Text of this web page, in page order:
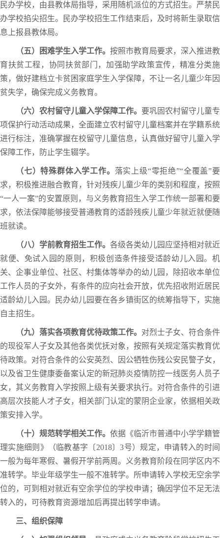
民办学校，由县教体局指导，采用随机派位的方式招生。严禁民
办学校掐尖招生。民办学校招生工作结束后，及时将新生录取信
息上报县教体局。
（五）困难学生入学工作。 按照市教育局要求，深入推进教
育扶贫工程，协同扶贫部门，加强助学政策宣传，精准分类施
策，做好建档立卡贫困家庭学生入学保障，不让一名儿童少年因
贫失学，确保完成义务教育。
（六）农村留守儿童入学保障工作。 要巩固农村留守儿童专
项保护行动活动成果，全面建立农村留守儿童档案并在学籍系统
进行标注，准确掌握在校留守儿童信息，认真做好留守儿童入学
保障工作，防止学生辍学。
（七）特殊群体入学工作。 落实上级“零拒绝”“全覆盖”要
求，积极推进融合教育，针对残疾儿童少年的类别和程度，按照
“一人一案”的安置原则，与义务教育招生入学工作统一部署和要
求，依法保障能够接受普通教育的适龄残疾儿童少年就近就便随
班就读。
（八）学前教育招生工作。 各级各类幼儿园应坚持相对就近
就便、免试入园的原则，积极创造条件接受适龄幼儿入园。机
关、企事业单位、社区、村集体等举办的幼儿园，除招收本单位
工作人员的子女外，有条件的应向社会开放，优先招收附近居民
适龄幼儿入园。民办幼儿园要在各乡镇街区的统筹指导下，实施
自主招生。
（九）落实各项教育优待政策工作。 对烈士子女、符合条件
的现役军人子女及其他各类优抚对象，按照有关规定落实教育优
待政策。对符合条件的公安英烈、因公牺牲伤残公安民警子女，
以及省卫生健康委备案认定的新冠肺炎疫情防控一线医务人员子
女，其义务教育入学按照上级有关要求执行。对符合条件的引进
高层次技能人才子女，相关部门认定的蒙阴企业家，依据相关政
策安排入学。
（十）规范转学相关工作。 依据《临沂市普通中小学学籍管
理实施细则》（临教基字〔2018〕3号）规定，申请转入的时间
一般为每年寒假、暑假开学前两周。义务教育阶段在同学区内不
准转学。毕业年级学生一般不准转学。所申请转入学校无空余学
位的，可到相对就近有空余学位的学校申请；确因学位不足无法
转入的，可待教育资源增加后再提出转学申请。
三、组织保障